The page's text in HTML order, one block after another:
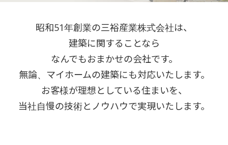
昭和51年創業の三裕産業株式会社は、
建築に関することなら
なんでもおまかせの会社です。
無論、マイホームの建築にも対応いたします。
お客様が理想としている住まいを、
当社自慢の技術とノウハウで実現いたします。